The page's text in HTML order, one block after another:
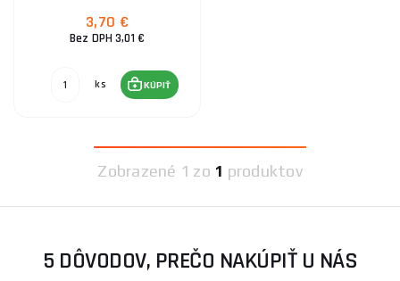
3,70 €
Bez DPH 3,01 €
ks KÚPIŤ
Zobrazené 1 zo 1 produktov
5 DÔVODOV, PREČO NAKÚPIŤ U NÁS